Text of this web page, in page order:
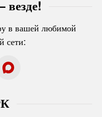
в вашей любимой
сети: